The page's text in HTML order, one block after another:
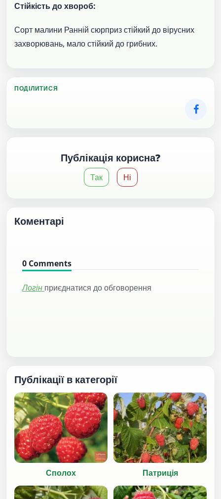
Стійкість до хвороб:
Сорт малини Ранній сюрприз стійкий до вірусних
захворювань, мало стійкий до грибних.
ПОДІЛИТИСЯ
Публікація корисна?
Так Ні
Коментарі
0 Comments
Логін приєднатися до обговорення
Публікації в категорії
Сполох Патриція